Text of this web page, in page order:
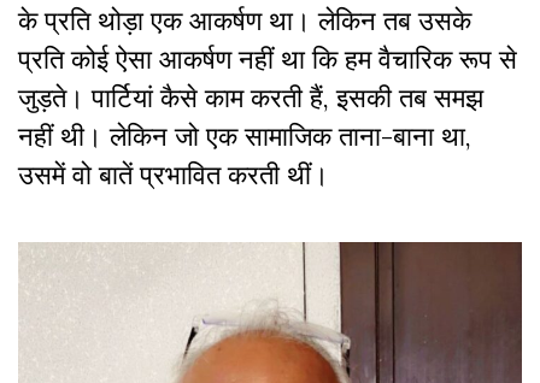
के प्रति थोड़ा एक आकर्षण था। लेकिन तब उसके
प्रति कोई ऐसा आकर्षण नहीं था कि हम वैचारिक रूप से
जुड़ते। पार्टियां कैसे काम करती हैं, इसकी तब समझ
नहीं थी। लेकिन जो एक सामाजिक ताना-बाना था,
उसमें वो बातें प्रभावित करती थीं।